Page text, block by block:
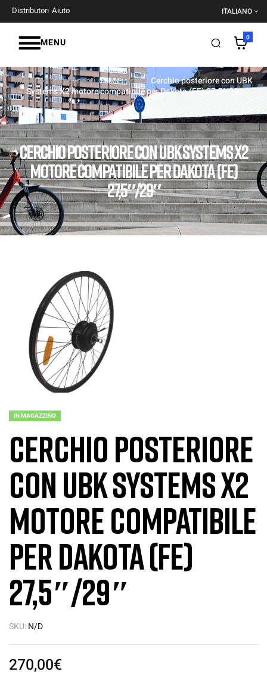
Distributori Aiuto ITALIANO
MENU 0
CERCHIO POSTERIORE CON UBK SYSTEMS X2
MOTORE COMPATIBILE PER DAKOTA (FE)
27,5″/29″
Inizio Componenti Motori
Cerchio posteriore con UBK
Systems X2 motore compatibile per Dakota (FE) 27,5″/29″
IN MAGAZZINO
Cerchio posteriore
con UBK Systems X2
motore compatibile
per Dakota (FE)
27,5″/29″
SKU:N/D
270,00€